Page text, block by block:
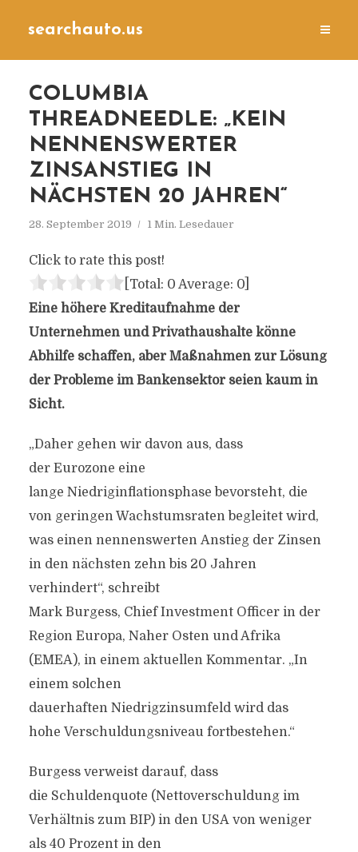
searchauto.us
COLUMBIA
THREADNEEDLE: „KEIN
NENNENSWERTER
ZINSANSTIEG IN
NÄCHSTEN 20 JAHREN“
28. September 2019 1 Min. Lesedauer
Click to rate this post!
[Total: 0 Average: 0]
Eine höhere Kreditaufnahme der
Unternehmen undPrivathaushaltekönne
Abhilfe schaffen, aber Maßnahmen zur Lösung
der Probleme imBankensektorseien kaum in
Sicht.
„Daher gehen wir davon aus, dass
der Eurozone eine
lange Niedriginflationsphase bevorsteht, die
von geringen Wachstumsraten begleitet wird,
was einen nennenswerten Anstieg der Zinsen
in den nächsten zehn bis 20 Jahren
verhindert“, schreibt
Mark Burgess, Chief Investment Officer in der
Region Europa, Naher Osten und Afrika
(EMEA), in einem aktuellen Kommentar. „In
einem solchen
dauerhaften Niedrigzinsumfeld wird das
hohe Verschuldungsniveau fortbestehen.“
Burgess verweist darauf, dass
die Schuldenquote (Nettoverschuldung im
Verhältnis zum BIP) in den USA von weniger
als 40 Prozent in den